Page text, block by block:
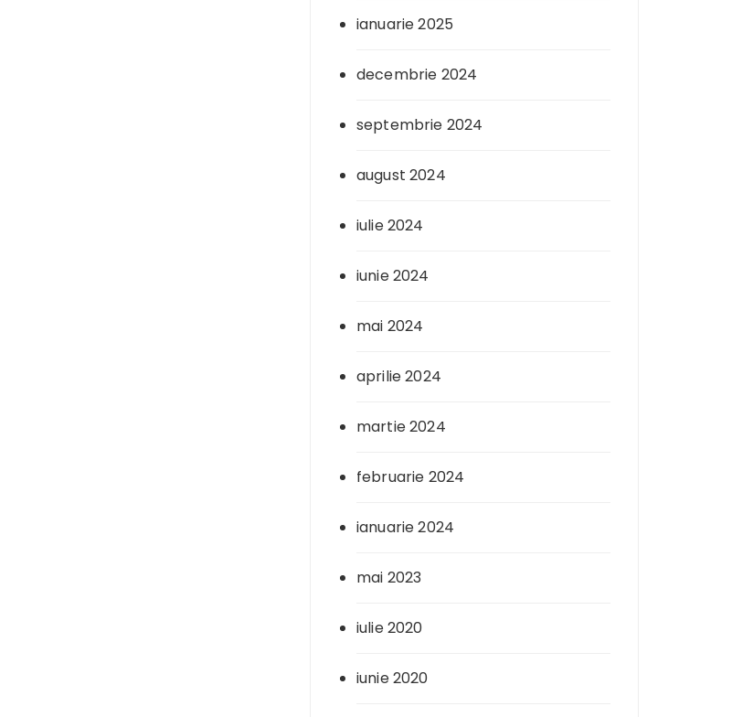
ianuarie 2025
decembrie 2024
septembrie 2024
august 2024
iulie 2024
iunie 2024
mai 2024
aprilie 2024
martie 2024
februarie 2024
ianuarie 2024
mai 2023
iulie 2020
iunie 2020